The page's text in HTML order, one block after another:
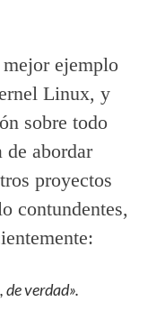
ejemplo
Linux, y
sobre todo
abordar
proyectos
contundentes,
de verdad».